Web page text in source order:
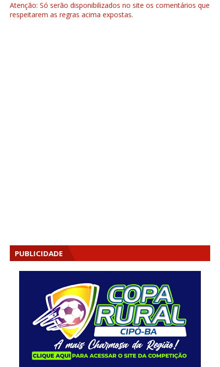
Atenção: Só serão disponibilizados no site os comentários que
respeitarem as regras acima expostas.
PUBLICIDADE